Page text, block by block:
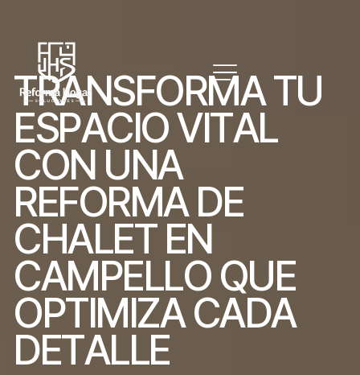
TRANSFORMATU
ESPACIOVITAL
CON UNA
REFORMA DE
CHALET EN
CAMPELLO QUE
OPTIMIZA CADA
DETALLE